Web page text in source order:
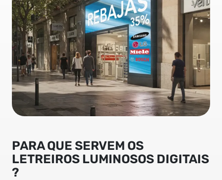
PARA QUE SERVEM OS
LETREIROS LUMINOSOS DIGITAIS
?